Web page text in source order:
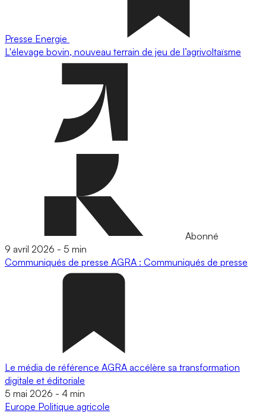
Presse Energie
L'élevage bovin, nouveau terrain de jeu de l’agrivoltaïsme
Abonné
9 avril 2026 - 5 min
Communiqués de presse AGRA : Communiqués de presse
Le média de référence AGRA accélère sa transformation
digitale et éditoriale
5 mai 2026 - 4 min
Europe Politique agricole